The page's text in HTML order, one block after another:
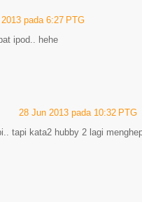
pada 6:27 PTG
ipod.. hehe
28 Jun 2013 pada 10:32 PTG
tapi kata2 hubby 2 lagi